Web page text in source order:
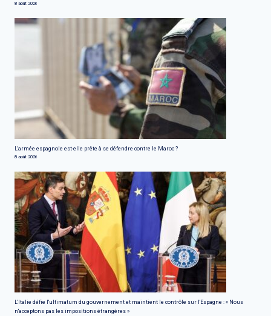
8 août 2026
L'armée espagnole est-elle prête à se défendre contre le Maroc ?
8 août 2026
L'Italie défie l'ultimatum du gouvernement et maintient le contrôle sur l'Espagne : « Nous
n'acceptons pas les impositions étrangères »